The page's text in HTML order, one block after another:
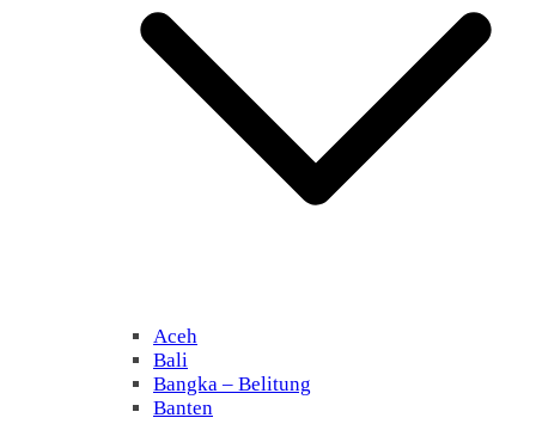
Aceh
Bali
Bangka – Belitung
Banten